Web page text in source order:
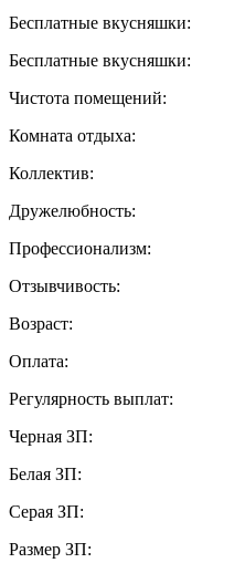
Бесплатные вкусняшки:
Бесплатные вкусняшки:
Чистота помещений:
Комната отдыха:
Коллектив:
Дружелюбность:
Профессионализм:
Отзывчивость:
Возраст:
Оплата:
Регулярность выплат:
Черная ЗП:
Белая ЗП:
Серая ЗП:
Размер ЗП: